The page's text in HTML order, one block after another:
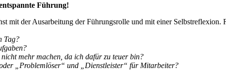
Führung!
mit der Ausarbeitung der Führungsrolle und mit einer
Tag?
mehr machen, da ich dafür zu teuer bin?
„Problemlöser“ und „Dienstleister“ für Mitarbeiter?